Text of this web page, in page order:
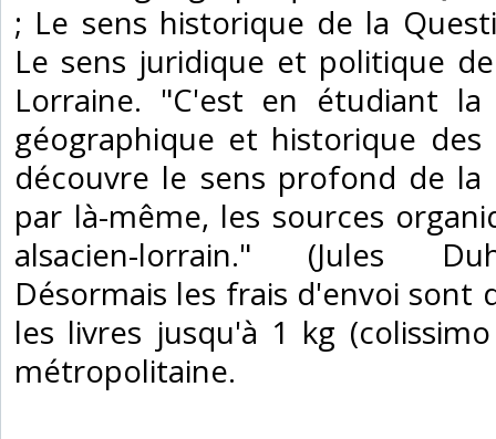
; Le sens historique de la
Le sens juridique et politique
Lorraine. "C'est en étudiant la
géographique et historique
découvre le sens profond de la
par là-même, les sources
alsacien-lorrain." (Jules
Désormais les frais d'envoi sont
les livres jusqu'à 1 kg
métropolitaine.‎